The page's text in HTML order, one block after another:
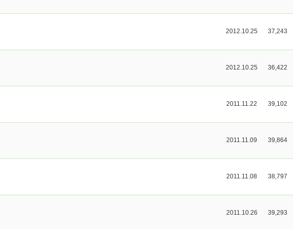
2012.10.25 37,243
2012.10.25 36,422
2011.11.22 39,102
2011.11.09 39,864
2011.11.08 38,797
2011.10.26 39,293